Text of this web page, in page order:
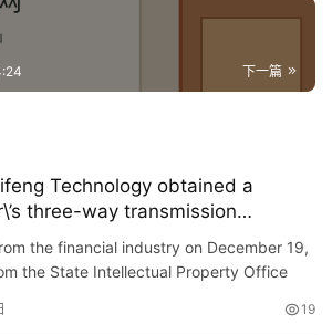
下一篇
Technology obtained a
three-way transmission
the door\’s transmission
the financial industry on December 19,
the State Intellectual Property Office
19